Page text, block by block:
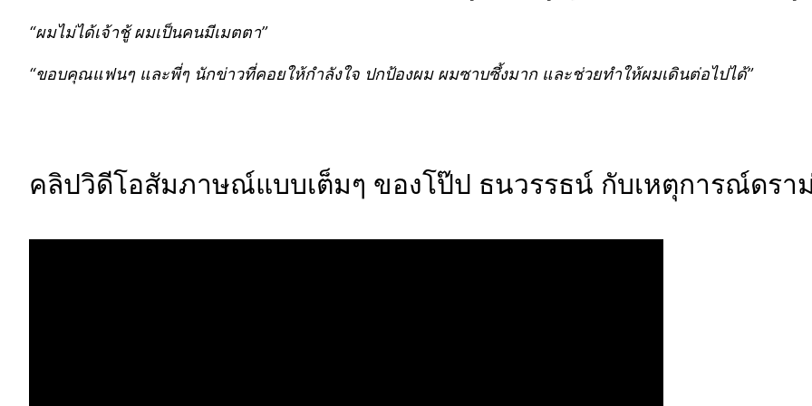
“ผมไม่ได้เจ้าชู้ ผมเป็นคนมีเมตตา”
“ขอบคุณแฟนๆ และพี่ๆ นักข่าวที่คอยให้กำลังใจ ปกป้องผม ผมซาบซึ้งมาก และช่วยทำให้ผมเดินต่อไปได้”
คลิปวิดีโอสัมภาษณ์แบบเต็มๆ ของโป๊ป ธนวรรธน์ กับเหตุการณ์ดรา